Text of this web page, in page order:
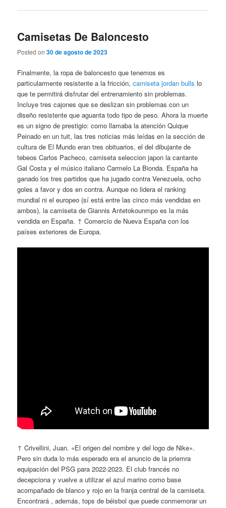
Camisetas De Baloncesto
Posted on30 de agosto de 2023
Finalmente, la ropa de baloncesto que tenemos es
particularmente resistente a la fricción,camiseta jordan bulls lo
que te permitirá disfrutar del entrenamiento sin problemas.
Incluye tres cajones que se deslizan sin problemas con un
diseño resistente que aguanta todo tipo de peso. Ahora la muerte
es un signo de prestigio: como llamaba la atención Quique
Peinado en un tuit, las tres noticias más leídas en la sección de
cultura de El Mundo eran tres obituarios, el del dibujante de
tebeos Carlos Pacheco, camiseta seleccion japon la cantante
Gal Costa y el músico italiano Carmelo La Bionda. España ha
ganado los tres partidos que ha jugado contra Venezuela, ocho
goles a favor y dos en contra. Aunque no lidera el ranking
mundial ni el europeo (sí está entre las cinco más vendidas en
ambos), la camiseta de Giannis Antetokounmpo es la más
vendida en España. ↑ Comercio de Nueva España con los
países exteriores de Europa.
↑ Crivellini, Juan. «El origen del nombre y del logo de Nike».
Pero sin duda lo más esperado era el anuncio de la priemra
equipación del PSG para 2022-2023. El club francés no
decepciona y vuelve a utilizar el azul marino como base
acompañado de blanco y rojo en la franja central de la camiseta.
Encontrará , además, tops de béisbol que puede conmemorar un